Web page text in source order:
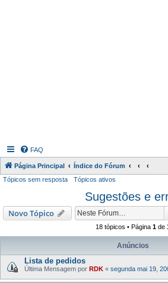
FAQ
Página Principal Índice do Fórum
Tópicos sem resposta Tópicos ativos
Sugestões e
Novo Tópico
18 tópicos • Página 1 de
Anúncios
Lista de pedidos
Última Mensagem por RDK « segunda mai 19,